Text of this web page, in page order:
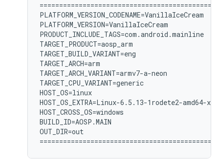
============================================
PLATFORM_VERSION_CODENAME=VanillaIceCream
PLATFORM_VERSION=VanillaIceCream
PRODUCT_INCLUDE_TAGS=com.android.mainline
TARGET_PRODUCT=aosp_arm
TARGET_BUILD_VARIANT=eng
TARGET_ARCH=arm
TARGET_ARCH_VARIANT=armv7-a-neon
TARGET_CPU_VARIANT=generic
HOST_OS=linux
HOST_OS_EXTRA=Linux-6.5.13-1rodete2-amd64-
HOST_CROSS_OS=windows
BUILD_ID=AOSP.MAIN
OUT_DIR=out